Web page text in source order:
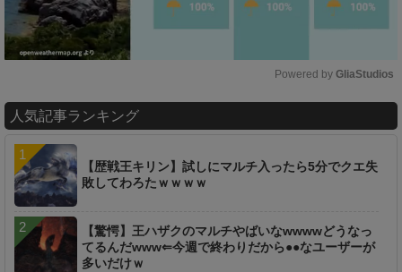
u
e
Powered by GliaStudios
人気記事ランキング
【歴戦王キリン】試しにマルチ入ったら5分でクエ失
敗してわろたｗｗｗｗ
【驚愕】王ハザクのマルチやばいなwwwwどうなっ
てるんだwww⇐今週で終わりだから●●なユーザーが
多いだけｗ